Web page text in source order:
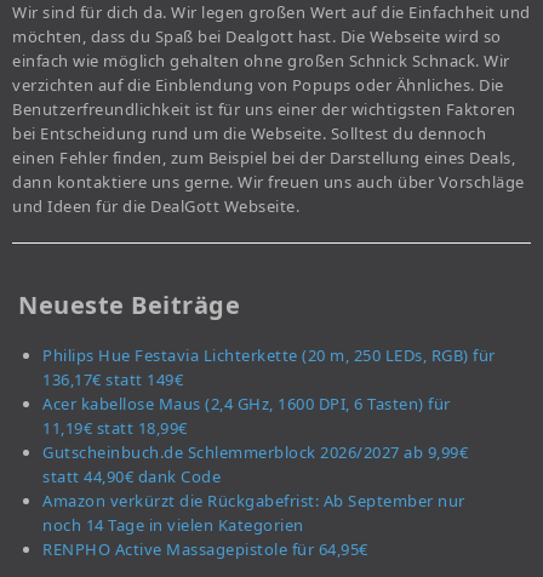
Wir sind für dich da. Wir legen großen Wert auf die Einfachheit und
möchten, dass du Spaß bei Dealgott hast. Die Webseite wird so
einfach wie möglich gehalten ohne großen Schnick Schnack. Wir
verzichten auf die Einblendung von Popups oder Ähnliches. Die
Benutzerfreundlichkeit ist für uns einer der wichtigsten Faktoren
bei Entscheidung rund um die Webseite. Solltest du dennoch
einen Fehler finden, zum Beispiel bei der Darstellung eines Deals,
dann kontaktiere uns gerne. Wir freuen uns auch über Vorschläge
und Ideen für die DealGott Webseite.
Neueste Beiträge
Philips Hue Festavia Lichterkette (20 m, 250 LEDs, RGB) für
136,17€ statt 149€
Acer kabellose Maus (2,4 GHz, 1600 DPI, 6 Tasten) für
11,19€ statt 18,99€
Gutscheinbuch.de Schlemmerblock 2026/2027 ab 9,99€
statt 44,90€ dank Code
Amazon verkürzt die Rückgabefrist: Ab September nur
noch 14 Tage in vielen Kategorien
RENPHO Active Massagepistole für 64,95€